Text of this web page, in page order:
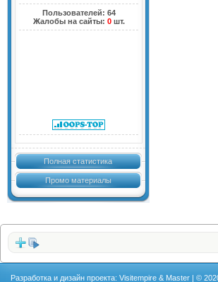
Пользователей: 64
Жалобы на сайты: 0шт.
Полная статистика
Промо материалы
Разработка и дизайн проекта: Visitempire & Master | ©